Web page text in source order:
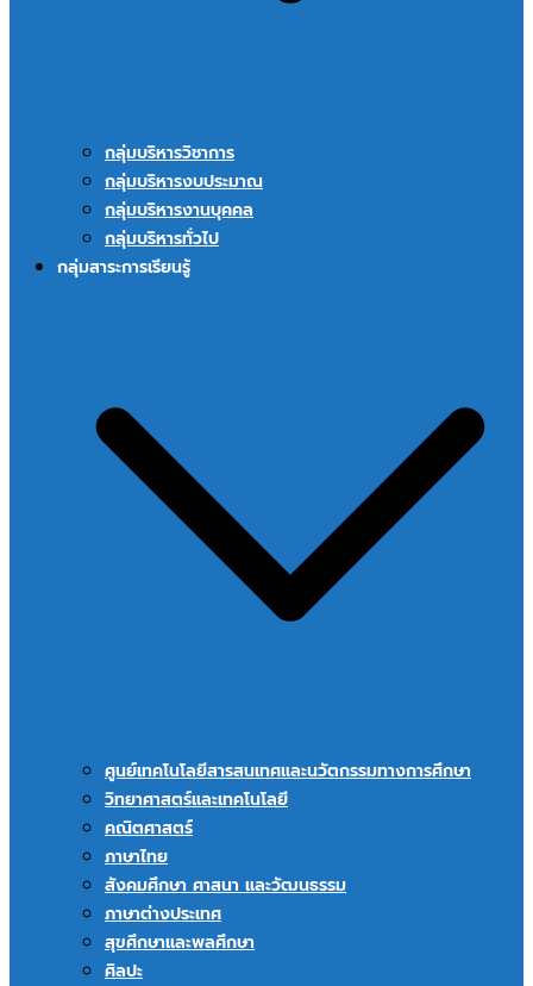
กลุ่มบริหารวิชาการ
กลุ่มบริหารงบประมาณ
กลุ่มบริหารงานบุคคล
กลุ่มบริหารทั่วไป
กลุ่มสาระการเรียนรู้
ศูนย์เทคโนโลยีสารสนเทศและนวัตกรรมทางการศึกษา
วิทยาศาสตร์และเทคโนโลยี
คณิตศาสตร์
ภาษาไทย
สังคมศึกษา ศาสนา และวัฒนธรรม
ภาษาต่างประเทศ
สุขศึกษาและพลศึกษา
ศิลปะ